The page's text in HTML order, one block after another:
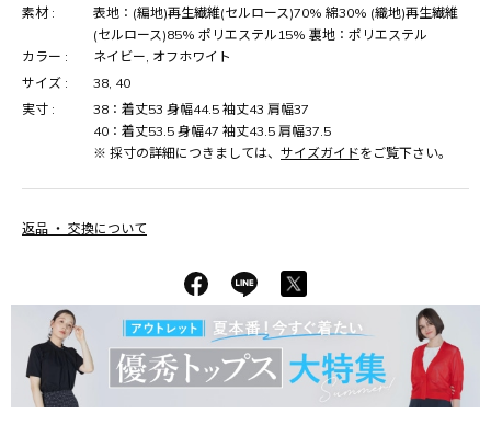
素材 :
表地：(編地)再生繊維(セルロース)70% 綿30% (織地)再生繊維
(セルロース)85% ポリエステル15% 裏地：ポリエステル
カラー :
ネイビー, オフホワイト
サイズ :
38, 40
実寸 :
38：着丈53 身幅44.5 袖丈43 肩幅37
40：着丈53.5 身幅47 袖丈43.5 肩幅37.5
※ 採寸の詳細につきましては、 サイズガイドをご覧下さい。
返品 ・ 交換について